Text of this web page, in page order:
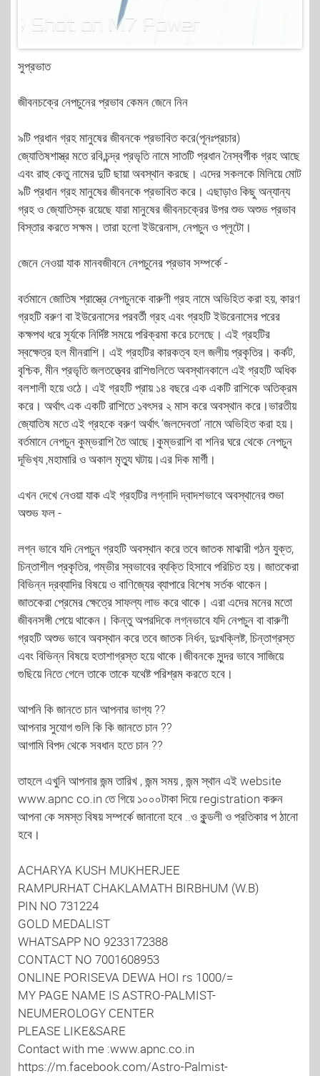
সুপ্রভাত
জীবনচক্রে নেপচুনের প্রভাব কেমন জেনে নিন
৯টি প্রধান গ্রহ মানুষের জীবনকে প্রভাবিত করে(পূনঃপ্রচার)
জ্যোতিষশাস্ত্র মতে রবি,চন্দ্র প্রভৃতি নামে সাতটি প্রধান নৈস্বর্গীক গ্রহ আছে
এবং রাহু কেতু নামের দুটি ছায়া অবস্থান করছে। এদের সকলকে মিলিয়ে মোট
৯টি প্রধান গ্রহ মানুষের জীবনকে প্রভাবিত করে। এছাড়াও কিছু অন্যান্য
গ্রহ ও জ্যোতিস্ক রয়েছে যারা মানুষের জীবনচক্রের উপর শুভ অশুভ প্রভাব
বিস্তার করতে সক্ষম। তারা হলো ইউরেনাস, নেপচুন ও প্লূটো।
জেনে নেওয়া যাক মানবজীবনে নেপচুনের প্রভাব সম্পর্কে -
বর্তমানে জোতিষ শ্রাস্ত্রে নেপচুনকে বারুণী গ্রহ নামে অভিহিত করা হয়, কারণ
গ্রহটি বরুণ বা ইউরেনাসের পরবর্তী গ্রহ এবং গ্রহটি ইউরেনাসের পরের
কক্ষপথ ধরে সূর্যকে নির্দিষ্ট সময়ে পরিক্রমা করে চলেছে। এই গ্রহটির
স্বক্ষেত্র হল মীনরাশি। এই গ্রহটির কারকত্ব হল জলীয় প্রকৃতির। কর্কট,
বৃশ্চিক, মীন প্রভৃতি জলতত্ত্বের রাশিগুলিতে অবস্থানকালে এই গ্রহটি অধিক
বলশালী হয়ে ওঠে। এই গ্রহটি প্রায় ১৪ বছরে এক একটি রাশিকে অতিক্রম
করে। অর্থাৎ এক একটি রাশিতে ১বৎসর ২ মাস করে অবস্থান করে।ভারতীয়
জ্যোতিষ মতে এই গ্রহকে বরুণ অর্থাৎ ‘জলদেবতা’ নামে অভিহিত করা হয়।
বর্তমানে নেপচুন কুম্ভরাশি তৈ আছে।কুম্ভরাশি বা শনির ঘরে থেকে নেপচুন
দূভিখ‍্য ,মহামারি ও অকাল মৃত্যু ঘটায়।এর দিক মার্গী।
এখন দেখে নেওয়া যাক এই গ্রহটির লগ্নাদি দ্বাদশভাবে অবস্থানের শুভা
অশুভ ফল -
লগ্ন ভাবে যদি নেপচুন গ্রহটি অবস্থান করে তবে জাতক মাঝারী গঠন যুক্ত,
চিন্তাশীল প্রকৃতির, গম্ভীর স্বভাবের ব্যক্তি হিসাবে পরিচিত হয়। জাতকেরা
বিভিন্ন দ্রব্যাদির বিষয়ে ও বাণিজ্যের ব্যাপারে বিশেষ সর্তক থাকেন।
জাতকেরা প্রেমের ক্ষেত্রে সাফল্য লাভ করে থাকে। এরা এদের মনের মতো
জীবনসঙ্গী পেয়ে থাকেন। কিন্তু অপরদিকে লগ্নভাবে যদি নেপচুন বা বারুণী
গ্রহটি অশুভ ভাবে অবস্থান করে তবে জাতক নির্ধন, দুঃখক্লিষ্ট, চিন্তাগ্রস্ত
এবং বিভিন্ন বিষয়ে হতাশাগ্রস্ত হয়ে থাকে।জীবনকে সুন্দর ভাবে সাজিয়ে
গুছিয়ে নিতে গেলে তাকে তাকে যথেষ্ট পরিশ্রম করতে হবে।
আপনি কি জানতে চান আপনার ভাগ্য ??
আপনার সুযোগ গুলি কি কি জানতে চান ??
আগামি বিপদ থেকে সবধান হতে চান ??
তাহলে এখুনি আপনার জন্ম তারিখ , জন্ম সময় , জন্ম স্থান এই website
www.apnc co.in তে গিয়ে ১০০০টাকা দিয়ে registration করুন
আপনা কে সমস্ত বিষয় সম্পর্কে জানানো হবে ..ও কুন্ডলী ও প্রতিকার প ঠানো
হবে।
ACHARYA KUSH MUKHERJEE
RAMPURHAT CHAKLAMATH BIRBHUM (W.B)
PIN NO 731224
GOLD MEDALIST
WHATSAPP NO 9233172388
CONTACT NO 7001608953
ONLINE PORISEVA DEWA HOI rs 1000/=
MY PAGE NAME IS ASTRO-PALMIST-
NEUMEROLOGY CENTER
PLEASE LIKE&SARE
Contact with me :www.apnc.co.in
https://m.facebook.com/Astro-Palmist-